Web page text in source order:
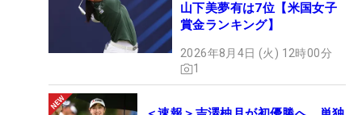
山下美夢有は7位【米国女子
賞金ランキング】
2026年8月4日 (火) 12時00分
1